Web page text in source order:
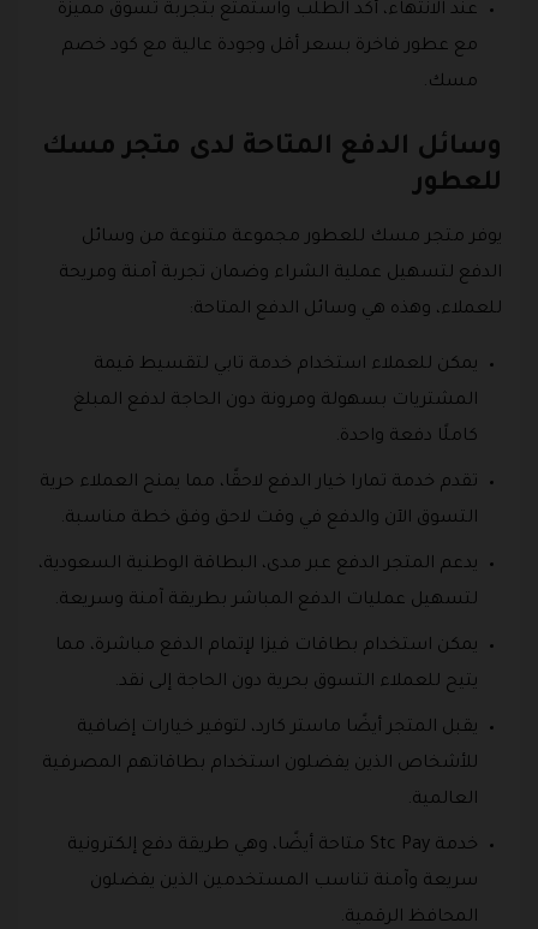
عند الانتهاء، أكد الطلب واستمتع بتجربة تسوق مميزة
مع عطور فاخرة بسعر أقل وجودة عالية مع كود خصم
مسك.
وسائل الدفع المتاحة لدى متجر مسك
للعطور
يوفر متجر مسك للعطور مجموعة متنوعة من وسائل
الدفع لتسهيل عملية الشراء وضمان تجربة آمنة ومريحة
للعملاء، وهذه هي وسائل الدفع المتاحة:
يمكن للعملاء استخدام خدمة تابي لتقسيط قيمة
المشتريات بسهولة ومرونة دون الحاجة لدفع المبلغ
كاملًا دفعة واحدة.
تقدم خدمة تمارا خيار الدفع لاحقًا، مما يمنح العملاء حرية
التسوق الآن والدفع في وقت لاحق وفق خطة مناسبة.
يدعم المتجر الدفع عبر مدى، البطاقة الوطنية السعودية،
لتسهيل عمليات الدفع المباشر بطريقة آمنة وسريعة.
يمكن استخدام بطاقات فيزا لإتمام الدفع مباشرة، مما
يتيح للعملاء التسوق بحرية دون الحاجة إلى نقد.
يقبل المتجر أيضًا ماستر كارد، لتوفير خيارات إضافية
للأشخاص الذين يفضلون استخدام بطاقاتهم المصرفية
العالمية.
خدمة Stc Pay متاحة أيضًا، وهي طريقة دفع إلكترونية
سريعة وآمنة تناسب المستخدمين الذين يفضلون
المحافظ الرقمية.